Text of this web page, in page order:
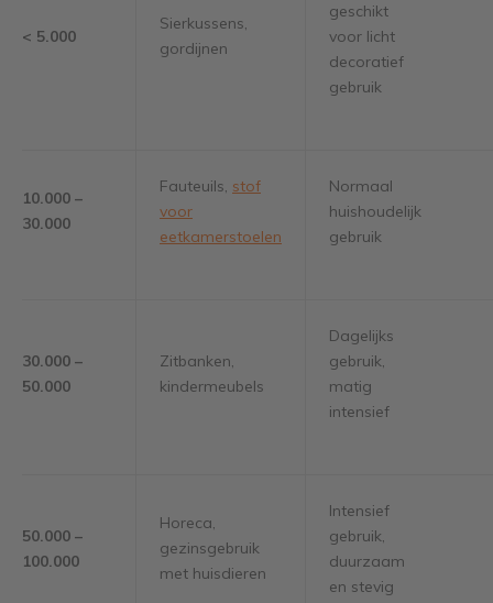
< 5.000
Sierkussens,
gordijnen
geschikt
voor licht
decoratief
gebruik
10.000 –
30.000
Fauteuils, stof
voor
eetkamerstoelen
Normaal
huishoudelijk
gebruik
30.000 –
50.000
Zitbanken,
kindermeubels
Dagelijks
gebruik,
matig
intensief
50.000 –
100.000
Horeca,
gezinsgebruik
met huisdieren
Intensief
gebruik,
duurzaam
en stevig